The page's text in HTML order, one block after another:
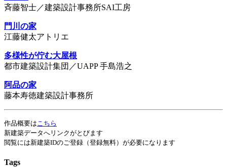
斉藤智士／建築設計事務所SAI工房
門川の家
江藤健太アトリエ
多様性が佇む大屋根
都市建築設計集団／UAPP 手島浩之
阿品の家
藤本寿徳建築設計事務所
作品概要は こちら
新建築データへリンクがとびます
閲覧には新建築IDのご登録（登録無料）が必要になります
Tags